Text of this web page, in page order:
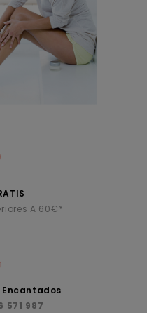
A 60€*
Encantados
571 987